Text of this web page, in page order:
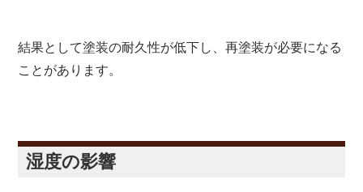
結果として塗装の耐久性が低下し、再塗装が必要になる
ことがあります。
湿度の影響